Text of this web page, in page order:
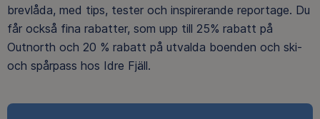
brevlåda, med tips, tester och inspirerande reportage. Du
får också fina rabatter, som upp till 25% rabatt på
Outnorth och 20 % rabatt på utvalda boenden och ski-
och spårpass hos Idre Fjäll.